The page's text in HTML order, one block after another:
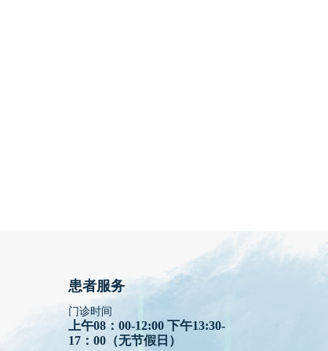
患者服务
门诊时间
上午08：00-12:00 下午13:30-
17：00（无节假日）